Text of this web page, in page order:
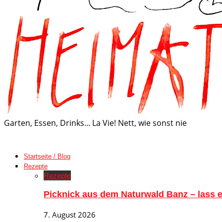
Garten, Essen, Drinks... La Vie! Nett, wie sonst nie
Startseite / Blog
Rezepte
Rezepte
Picknick aus dem Naturwald Banz – lass
7. August 2026